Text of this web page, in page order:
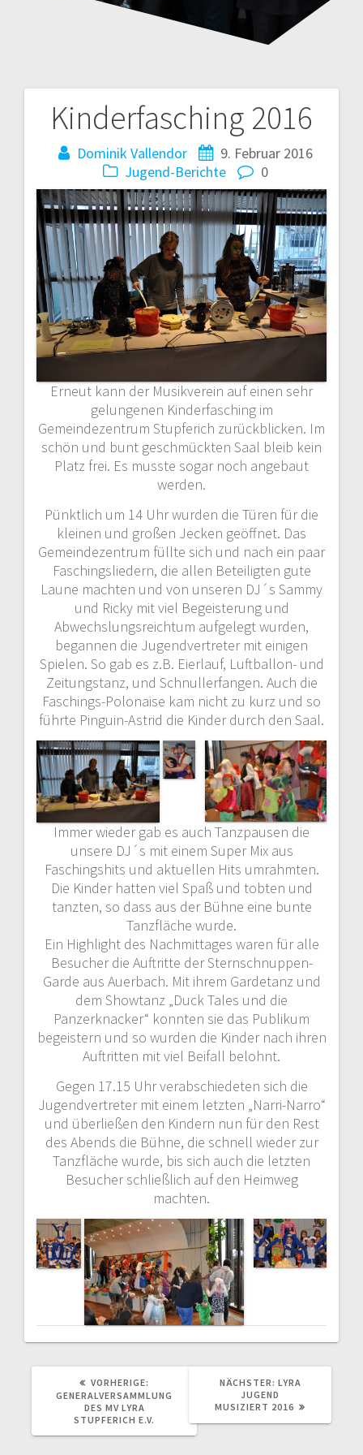
Kinderfasching 2016
Dominik Vallendor
9. Februar 2016
Jugend-Berichte
0
Erneut kann der Musikverein auf einen sehr
gelungenen Kinderfasching im
Gemeindezentrum Stupferich zurückblicken. Im
schön und bunt geschmückten Saal bleib kein
Platz frei. Es musste sogar noch angebaut
werden.
Pünktlich um 14 Uhr wurden die Türen für die
kleinen und großen Jecken geöffnet. Das
Gemeindezentrum füllte sich und nach ein paar
Faschingsliedern, die allen Beteiligten gute
Laune machten und von unseren DJ´s Sammy
und Ricky mit viel Begeisterung und
Abwechslungsreichtum aufgelegt wurden,
begannen die Jugendvertreter mit einigen
Spielen. So gab es z.B. Eierlauf, Luftballon- und
Zeitungstanz, und Schnullerfangen. Auch die
Faschings-Polonaise kam nicht zu kurz und so
führte Pinguin-Astrid die Kinder durch den Saal.
Immer wieder gab es auch Tanzpausen die
unsere DJ´s mit einem Super Mix aus
Faschingshits und aktuellen Hits umrahmten.
Die Kinder hatten viel Spaß und tobten und
tanzten, so dass aus der Bühne eine bunte
Tanzfläche wurde.
Ein Highlight des Nachmittages waren für alle
Besucher die Auftritte der Sternschnuppen-
Garde aus Auerbach. Mit ihrem Gardetanz und
dem Showtanz „Duck Tales und die
Panzerknacker“ konnten sie das Publikum
begeistern und so wurden die Kinder nach ihren
Auftritten mit viel Beifall belohnt.
Gegen 17.15 Uhr verabschiedeten sich die
Jugendvertreter mit einem letzten „Narri-Narro“
und überließen den Kindern nun für den Rest
des Abends die Bühne, die schnell wieder zur
Tanzfläche wurde, bis sich auch die letzten
Besucher schließlich auf den Heimweg
machten.
Beitragsnavigation
VORHERIGE:
BEITRAG:
GENERALVERSAMMLUNG
DES MV LYRA
STUPFERICH E.V.
NÄCHSTER: NÄCHSTER
BEITRAG:
LYRA
JUGEND
MUSIZIERT 2016